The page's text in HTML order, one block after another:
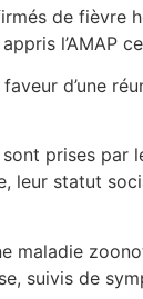
de fièvre
l’AMAP
d’une
prises
leur statut
maladie
suivis de